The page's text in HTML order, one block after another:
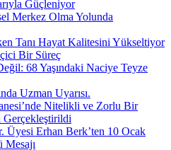
Güçleniyor
Merkez Olma Yolunda
Tanı Hayat Kalitesini Yükseltiyor
Bir Süreç
68 Yaşındaki Naciye Teyze
Uzman Uyarısı.
Nitelikli ve Zorlu Bir
Gerçekleştirildi
Üyesi Erhan Berk’ten 10 Ocak
Mesajı